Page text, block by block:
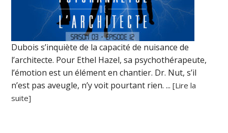
Dubois s’inquiète de la capacité de nuisance de
l’architecte. Pour Ethel Hazel, sa psychothérapeute,
l’émotion est un élément en chantier. Dr. Nut, s’il
n’est pas aveugle, n’y voit pourtant rien. ...[Lire la
suite]